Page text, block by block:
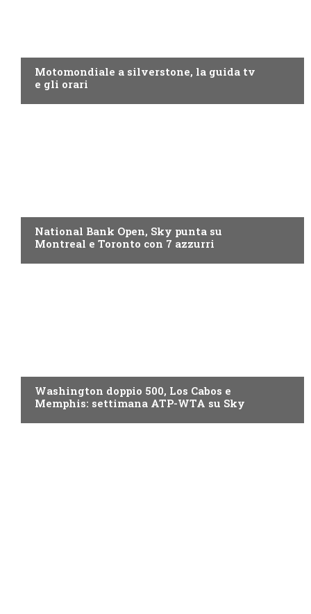
Motomondiale a silverstone, la guida tv
e gli orari
National Bank Open, Sky punta su
Montreal e Toronto con 7 azzurri
Washington doppio 500, Los Cabos e
Memphis: settimana ATP-WTA su Sky